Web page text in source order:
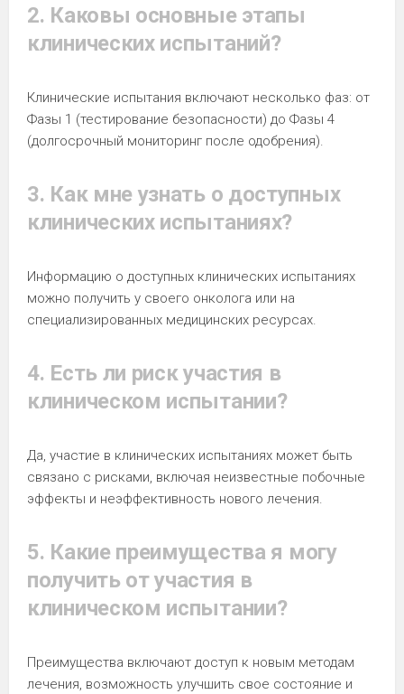
2. Каковы основные этапы
клинических испытаний?
Клинические испытания включают несколько фаз: от
Фазы 1 (тестирование безопасности) до Фазы 4
(долгосрочный мониторинг после одобрения).
3. Как мне узнать о доступных
клинических испытаниях?
Информацию о доступных клинических испытаниях
можно получить у своего онколога или на
специализированных медицинских ресурсах.
4. Есть ли риск участия в
клиническом испытании?
Да, участие в клинических испытаниях может быть
связано с рисками, включая неизвестные побочные
эффекты и неэффективность нового лечения.
5. Какие преимущества я могу
получить от участия в
клиническом испытании?
Преимущества включают доступ к новым методам
лечения, возможность улучшить свое состояние и